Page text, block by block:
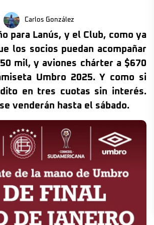
Carlos González
para Lanús, y el Club, como ya
los socios puedan acompañar
mil, y aviones chárter a $670
Umbro 2025. Y como si
en tres cuotas sin interés.
venderán hasta el sábado.